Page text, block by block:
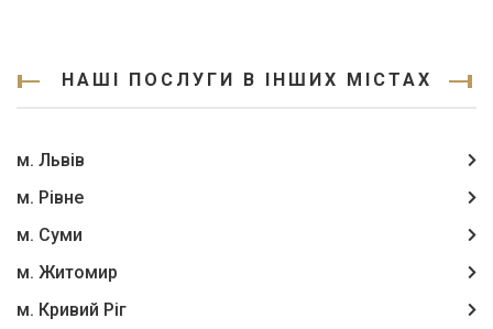
НАШІ ПОСЛУГИ В ІНШИХ МІСТАХ
м. Львів
м. Рівне
м. Суми
м. Житомир
м. Кривий Ріг